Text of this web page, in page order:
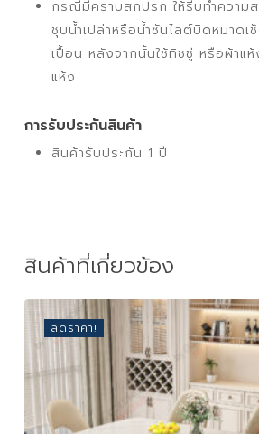
กรณีมีคราบสกปรก ให้รีบทำความ
ชุบน้ำเปล่าหรือน้ำซันไลต์บิดหมาด
เปื้อน หลังจากนั้นใช้ทิชชู่ หรือผ้าแห้
แห้ง
การรับประกันสินค้า
สินค้ารับประกัน 1 ปี
สินค้าที่เกี่ยวข้อง
ลดราคา!